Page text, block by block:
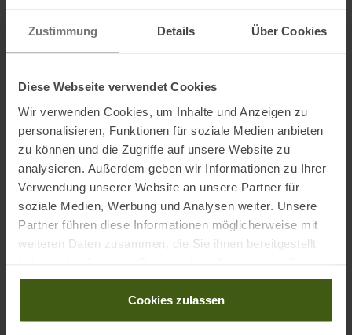
Zustimmung Details Über Cookies
Diese Webseite verwendet Cookies
Wir verwenden Cookies, um Inhalte und Anzeigen zu
personalisieren, Funktionen für soziale Medien anbieten
zu können und die Zugriffe auf unsere Website zu
analysieren. Außerdem geben wir Informationen zu Ihrer
Verwendung unserer Website an unsere Partner für
soziale Medien, Werbung und Analysen weiter. Unsere
Partner führen diese Informationen möglicherweise mit
weiteren Daten zusammen, die Sie ihnen bereitgestellt
gesammelt haben.
Cookies zulassen
Das PowerGel Original ist in verschiedenen
1= Mango
3= Green Apple
4= Strawberry Banana
6= Black Currant
7= Salty Peanut
8= Tropical Fruit
9= Espresso
Geschmacksrichtung ohne Koffein: 1-4 Beutel/ Tag.
Geschmacksrichtung mit Koffein: 1-3 Beutel/ Tag.
Nimm nach Bedarf einen Beutel mit Wasser in regelmäßigen